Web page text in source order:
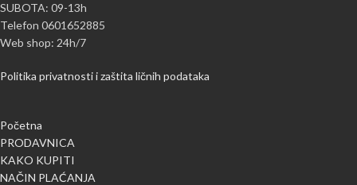
SUBOTA: 09-13h
Telefon 0601652885
Web shop: 24h/7
Politika privatnosti i zaštita ličnih podataka
Početna
PRODAVNICA
KAKO KUPITI
NAČIN PLAĆANJA